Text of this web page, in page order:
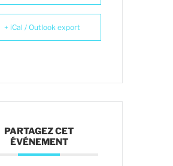
+ iCal / Outlook export
PARTAGEZ CET
ÉVÉNEMENT